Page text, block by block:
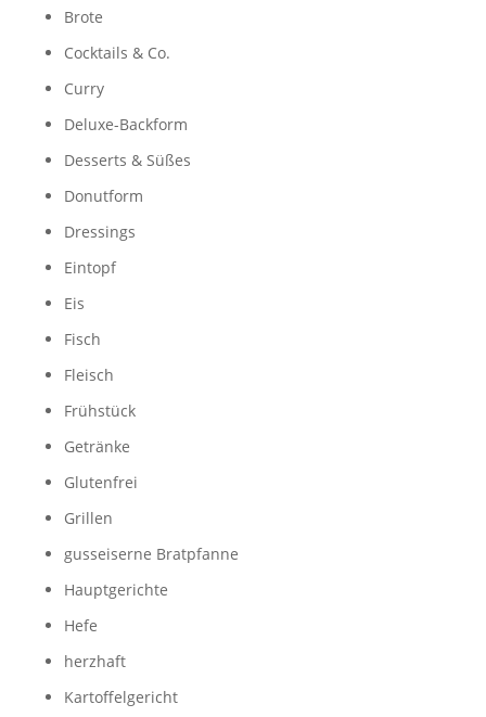
Brote
Cocktails & Co.
Curry
Deluxe-Backform
Desserts & Süßes
Donutform
Dressings
Eintopf
Eis
Fisch
Fleisch
Frühstück
Getränke
Glutenfrei
Grillen
gusseiserne Bratpfanne
Hauptgerichte
Hefe
herzhaft
Kartoffelgericht